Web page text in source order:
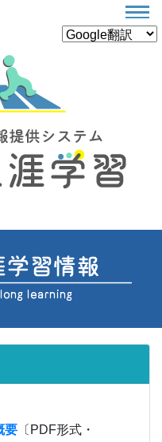
要 〔PDF形式・